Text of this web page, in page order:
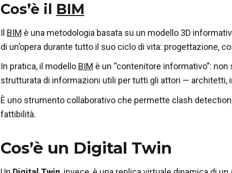
Cos’è il BIM
Il BIM è una metodologia basata su un modello 3D
di un’opera durante tutto il suo ciclo di vita: progettazione,
In pratica, il modello BIM è un “contenitore informativo”:
strutturata di informazioni utili per tutti gli attori — architetti,
È uno strumento collaborativo che permette clash
fattibilità.
Cos’è un Digital Twin